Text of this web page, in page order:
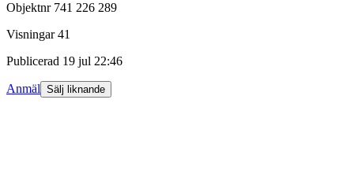
Objektnr 741 226 289
Visningar 41
Publicerad 19 jul 22:46
Anmäl Sälj liknande